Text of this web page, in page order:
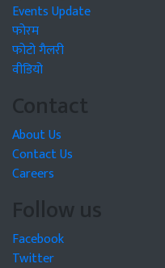
Events Update
फोरम
फोटो गैलरी
वीडियो
Contact
About Us
Contact Us
Careers
Follow us
Facebook
Twitter